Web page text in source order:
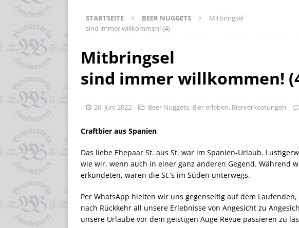
STARTSEITE BEER NUGGETS
Mitbringsel
sind immer willkommen! (4)
Mitbringsel
sind immer willkommen!
26. Juni 2022 Beer Nuggets, Bier erleben, Bierverkostungen
Craftbier aus Spanien
Das liebe Ehepaar St. aus St. war im Spanien-Urlaub.
wie wir, wenn auch in einer ganz anderen Gegend. Während
erkundeten, waren die St.‘s im Süden unterwegs.
Per WhatsApp hielten wir uns gegenseitig auf dem
nach Rückkehr all unsere Erlebnisse von Angesicht zu
unsere Urlaube vor dem geistigen Auge Revue passieren zu